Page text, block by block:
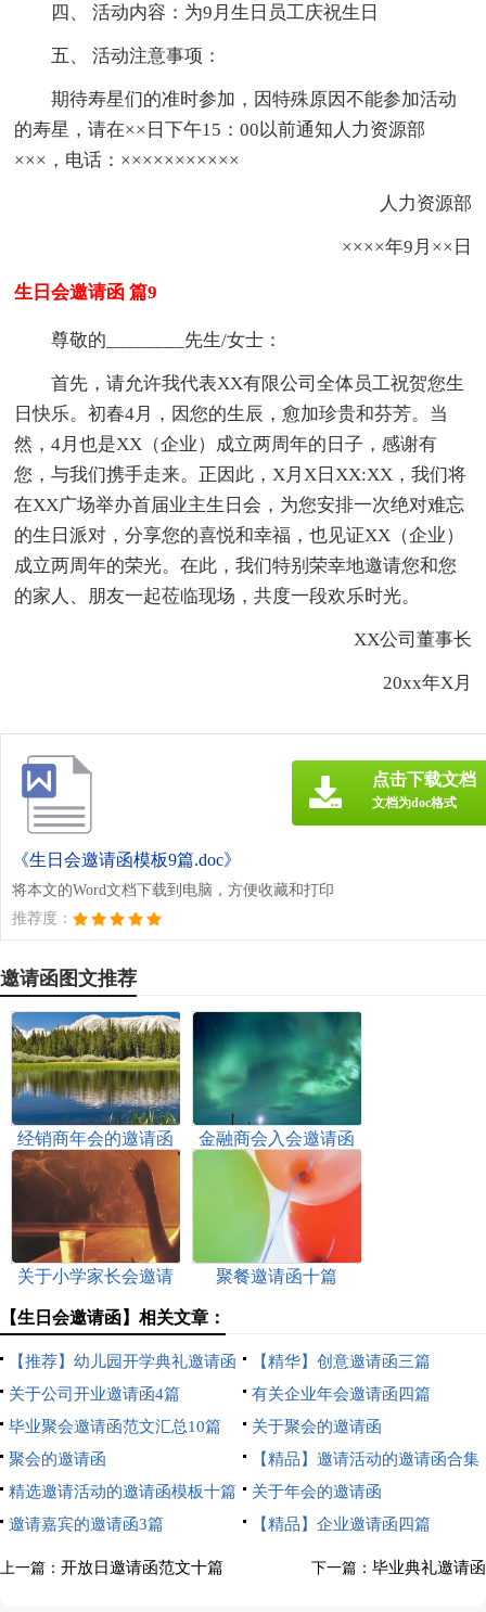
四、 活动内容：为9月生日员工庆祝生日
五、 活动注意事项：
期待寿星们的准时参加，因特殊原因不能参加活动
的寿星，请在××日下午15：00以前通知人力资源部
×××，电话：×××××××××××
人力资源部
××××年9月××日
生日会邀请函 篇9
尊敬的________先生/女士：
首先，请允许我代表XX有限公司全体员工祝贺您生
日快乐。初春4月，因您的生辰，愈加珍贵和芬芳。当
然，4月也是XX（企业）成立两周年的日子，感谢有
您，与我们携手走来。正因此，X月X日XX:XX，我们将
在XX广场举办首届业主生日会，为您安排一次绝对难忘
的生日派对，分享您的喜悦和幸福，也见证XX（企业）
成立两周年的荣光。在此，我们特别荣幸地邀请您和您
的家人、朋友一起莅临现场，共度一段欢乐时光。
XX公司董事长
20xx年X月
《生日会邀请函模板9篇.doc》
将本文的Word文档下载到电脑，方便收藏和打印
推荐度：
点击下载文档
文档为doc格式
邀请函图文推荐
经销商年会的邀请函 金融商会入会邀请函
关于小学家长会邀请
聚餐邀请函十篇
【生日会邀请函】相关文章：
【推荐】幼儿园开学典礼邀请函
4篇
【精华】创意邀请函三篇
关于公司开业邀请函4篇
有关企业年会邀请函四篇
毕业聚会邀请函范文汇总10篇
关于聚会的邀请函
聚会的邀请函
【精品】邀请活动的邀请函合集
四篇
精选邀请活动的邀请函模板十篇
关于年会的邀请函
邀请嘉宾的邀请函3篇
【精品】企业邀请函四篇
上一篇： 开放日邀请函范文十篇 下一篇： 毕业典礼邀请函